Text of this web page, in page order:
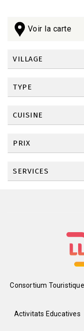
Voir la carte
VILLAGE
TYPE
CUISINE
PRIX
SERVICES
Menú
del
Consortium Touristique
Peu
Activitats Educatives